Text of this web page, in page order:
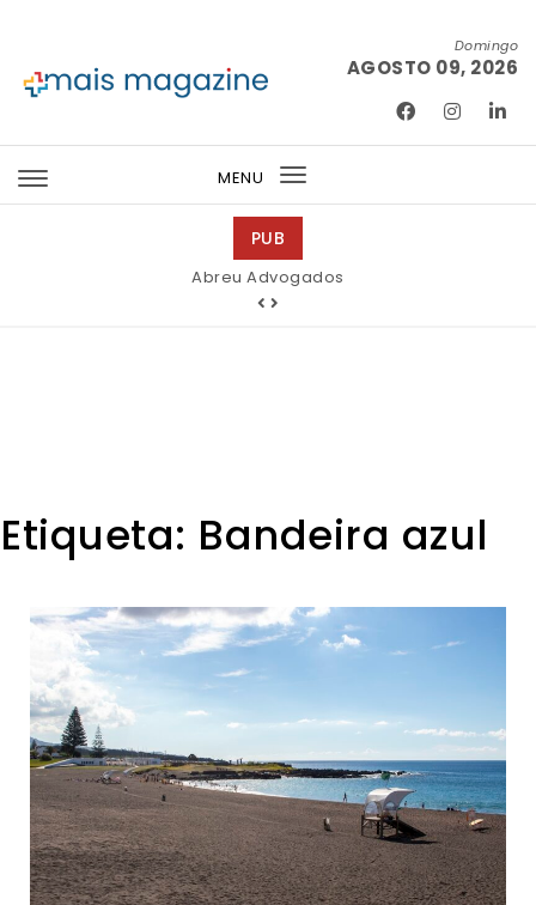
Domingo
AGOSTO 09, 2026
MENU
Toggle
PUB
Abreu Advogados
Etiqueta: Bandeira azul